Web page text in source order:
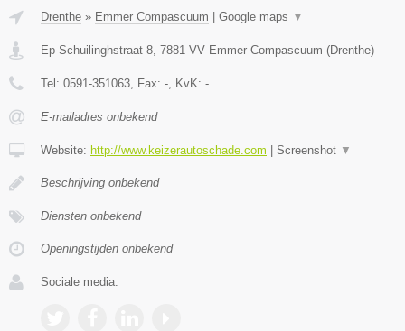
Drenthe » Emmer Compascuum Google maps ▼
Ep Schuilinghstraat 8 7881 VV Emmer Compascuum (Drenthe)
Tel: 0591-351063 , Fax: - , KvK: -
E-mailadres onbekend
Website: http://www.keizerautoschade.com Screenshot ▼
Beschrijving onbekend
Diensten onbekend
Openingstijden onbekend
Sociale media: